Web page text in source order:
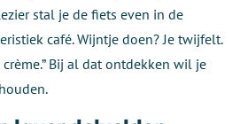
stal je de fiets even in de
café. Wijntje doen? Je twijfelt.
Bij al dat ontdekken wil je